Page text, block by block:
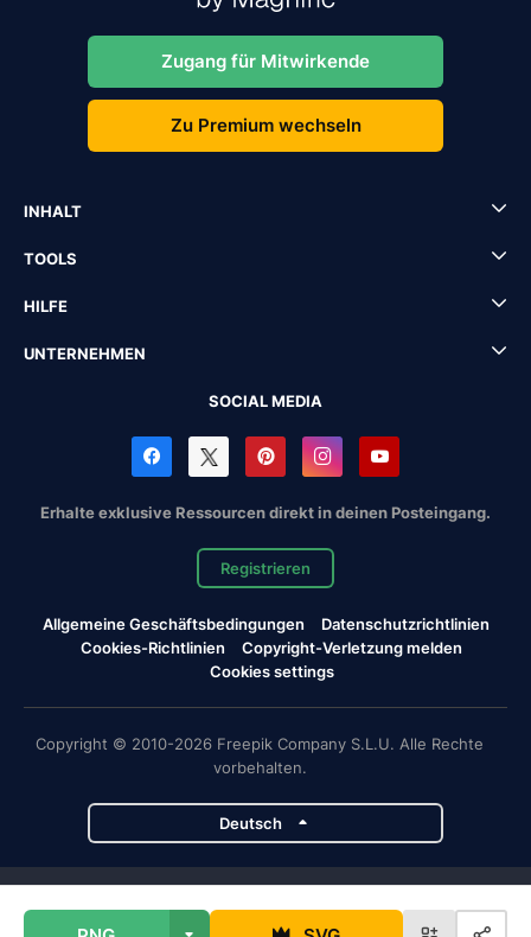
Zugang für Mitwirkende
Zu Premium wechseln
INHALT
TOOLS
HILFE
UNTERNEHMEN
SOCIAL MEDIA
Erhalte exklusive Ressourcen direkt in deinen Posteingang.
Registrieren
Allgemeine Geschäftsbedingungen
Datenschutzrichtlinien
Cookies-Richtlinien
Copyright-Verletzung melden
Cookies settings
Copyright © 2010-2026 Freepik Company S.L.U. Alle Rechte
vorbehalten.
Deutsch